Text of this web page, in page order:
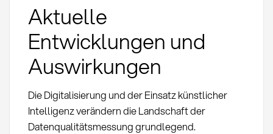
Aktuelle
Entwicklungen und
Auswirkungen
Die Digitalisierung und der Einsatz künstlicher
Intelligenz verändern die Landschaft der
Datenqualitätsmessung grundlegend.